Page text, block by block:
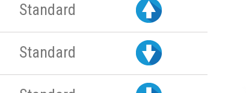
Standard
Standard